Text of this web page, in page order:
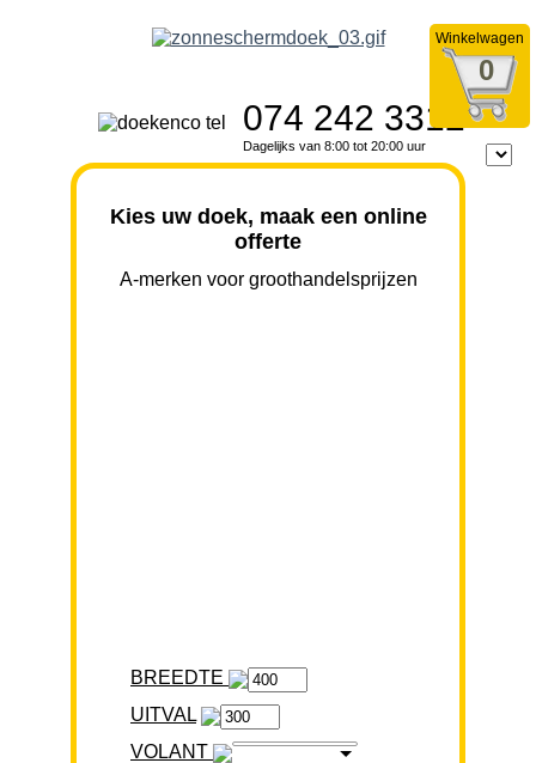
Winkelwagen
0
074 242 3312
Dagelijks van 8:00 tot 20:00 uur
Kies uw doek, maak een online
offerte
A-merken voor groothandelsprijzen
BREEDTE
VOLANT